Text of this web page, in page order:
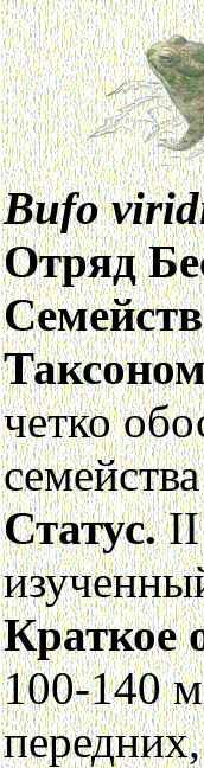
Bufo
Отряд
четко
Статус.II
Краткое
100-140